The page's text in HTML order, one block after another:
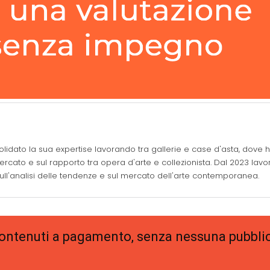
la sua expertise lavorando tra gallerie e case d'asta, dove
e sul rapporto tra opera d'arte e collezionista. Dal 2023
delle tendenze e sul mercato dell'arte contemporanea.
a pagamento, senza nessuna